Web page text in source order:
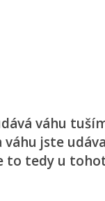
váhu
jste
to tedy u